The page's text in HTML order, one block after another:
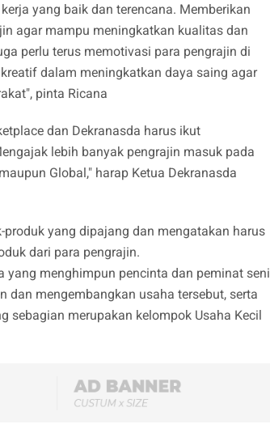
yang baik dan terencana. Memberikan
agar mampu meningkatkan kualitas dan
perlu terus memotivasi para pengrajin di
dalam meningkatkan daya saing agar
pinta Ricana
dan Dekranasda harus ikut
lebih banyak pengrajin masuk pada
Global," harap Ketua Dekranasda
yang dipajang dan mengatakan harus
dari para pengrajin.
menghimpun pencinta dan peminat seni
dan mengembangkan usaha tersebut, serta
sebagian merupakan kelompok Usaha Kecil